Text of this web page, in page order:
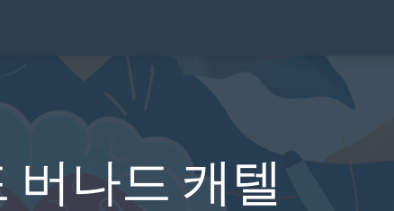
버나드 캐텔